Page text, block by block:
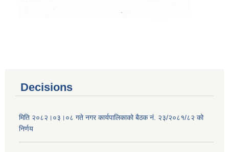
Decisions
मिति २०८२।०३।०८ गते नगर कार्यपालिकाको बैठक नं. २३/२०८१/८२ को
निर्णय